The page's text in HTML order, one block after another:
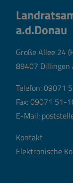
a.d.Donau
Große Allee 24
89407 Dillingen
Telefon:09071
Fax: 09071 51-
E-Mail:
Kontakt
Elektronische